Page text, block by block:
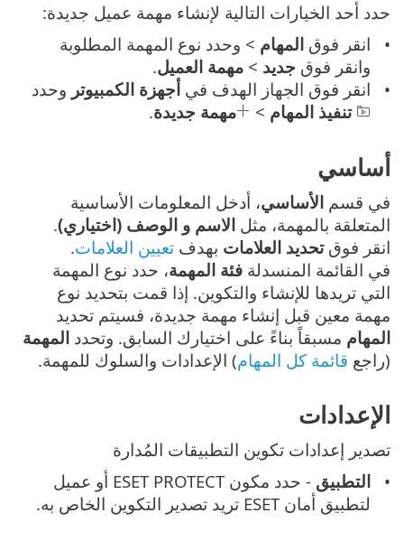
حدد أحد الخيارات التالية لإنشاء مهمة عميل جديدة:
انقر فوقالمهام > وحدد نوع المهمة المطلوبة
وانقر فوق جديد >مهمة العميل.
انقر فوق الجهاز الهدف فيأجهزة الكمبيوتر وحدد
تنفيذ المهام > مهمة جديدة.
أساسي
في قسم الأساسي، أدخل المعلومات الأساسية
المتعلقة بالمهمة، مثل الاسم و الوصف (اختياري).
انقر فوقتحديد العلامات بهدف تعيين العلامات.
في القائمة المنسدلة فئة المهمة، حدد نوع المهمة
التي تريدها للإنشاء والتكوين. إذا قمت بتحديد نوع
مهمة معين قبل إنشاء مهمة جديدة، فسيتم تحديد
المهام مسبقاً بناءً على اختيارك السابق. وتحدد المهمة
(راجع قائمة كل المهام) الإعدادات والسلوك للمهمة.
الإعدادات
تصدير إعدادات تكوين التطبيقات المُدارة
التطبيق
- حدد مكون ESET PROTECT أو عميل
لتطبيق أمان ESET تريد تصدير التكوين الخاص به.